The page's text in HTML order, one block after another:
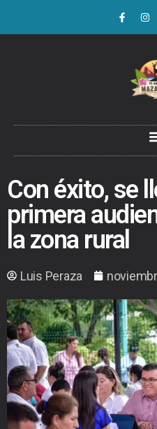
Con éxito, se
primera
la zona rural
Luis Peraza